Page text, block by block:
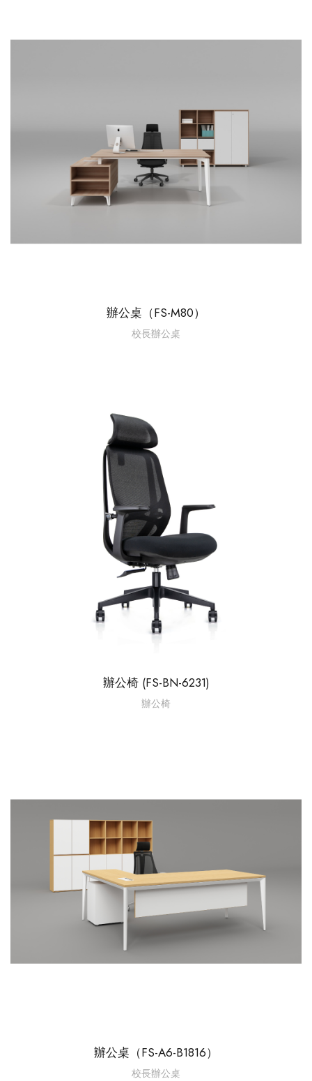
辦公桌（FS-M80）
校長辦公桌
辦公椅 (FS-BN-6231)
辦公椅
辦公桌（FS-A6-B1816）
校長辦公桌